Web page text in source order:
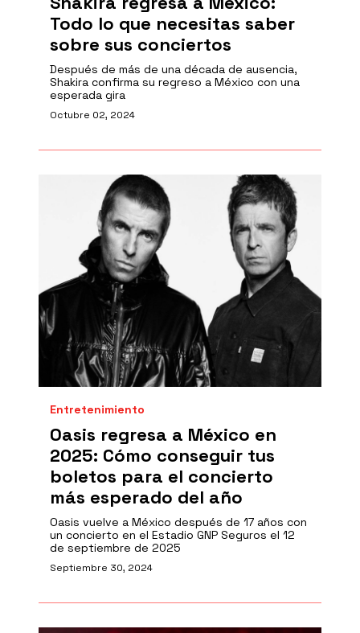
Todo lo que necesitas saber
sobre sus conciertos
Después de más de una década de ausencia,
Shakira confirma su regreso a México con una
esperada gira
Octubre 02, 2024
Entretenimiento
Oasis regresa a México en
2025: Cómo conseguir tus
boletos para el concierto
más esperado del año
Oasis vuelve a México después de 17 años con
un concierto en el Estadio GNP Seguros el 12
de septiembre de 2025
Septiembre 30, 2024